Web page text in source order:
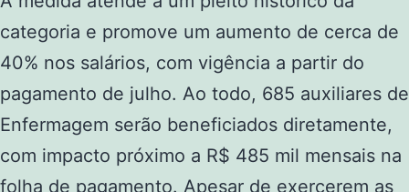
categoria e promove um aumento de cerca de
40% nos salários, com vigência a partir do
pagamento de julho. Ao todo, 685 auxiliares de
Enfermagem serão beneficiados diretamente,
com impacto próximo a R$ 485 mil mensais na
folha de pagamento. Apesar de exercerem as